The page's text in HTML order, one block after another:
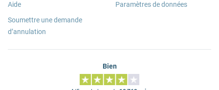
Aide
Soumettre une demande
d’annulation
Paramètres de données
Bien